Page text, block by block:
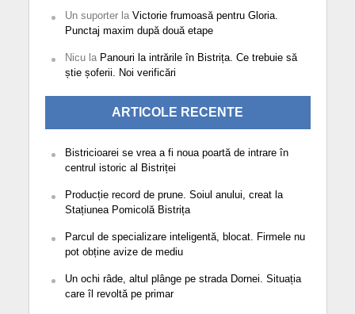
Un suporterla Victorie frumoasă pentru Gloria.
Punctaj maxim după două etape
Nicula Panouri la intrările în Bistrița. Ce trebuie să
știe șoferii. Noi verificări
ARTICOLE RECENTE
Bistricioarei se vrea a fi noua poartă de intrare în
centrul istoric al Bistriței
Producție record de prune. Soiul anului, creat la
Stațiunea Pomicolă Bistrița
Parcul de specializare inteligentă, blocat. Firmele nu
pot obține avize de mediu
Un ochi râde, altul plânge pe strada Dornei. Situația
care îl revoltă pe primar